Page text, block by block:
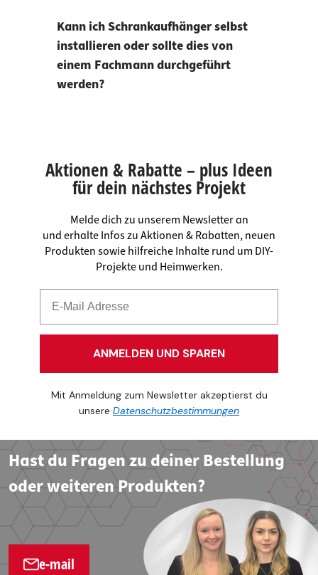
Kann ich Schrankaufhänger selbst
installieren oder sollte dies von
einem Fachmann durchgeführt
werden?
Aktionen & Rabatte – plus Ideen
für dein nächstes Projekt
Melde dich zu unserem Newsletter an
und erhalte Infos zu Aktionen & Rabatten, neuen
Produkten sowie hilfreiche Inhalte rund um DIY-
Projekte und Heimwerken.
ANMELDEN UND SPAREN
Mit Anmeldung zum Newsletter akzeptierst du
unsere Datenschutzbestimmungen
Hast du Fragen zu deiner Bestellung
oder weiteren Produkten?
e-mail